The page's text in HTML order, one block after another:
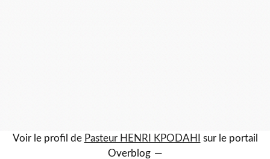
Voir le profil de Pasteur HENRI KPODAHI
sur le portail
Overblog